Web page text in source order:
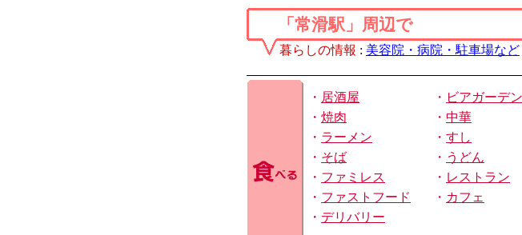
「常滑駅」周辺で
暮らしの情報 : 美容院・病院・駐車場など
・ 居酒屋 ・ ビアガーデン
・ 焼肉 ・ 中華
・ ラーメン ・ すし
・ そば ・ うどん
・ ファミレス ・ レストラン
・ ファストフード ・ カフェ
・ デリバリー